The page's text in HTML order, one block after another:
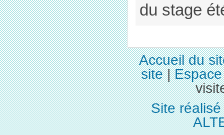
du stage
Accueil du
site|
Site